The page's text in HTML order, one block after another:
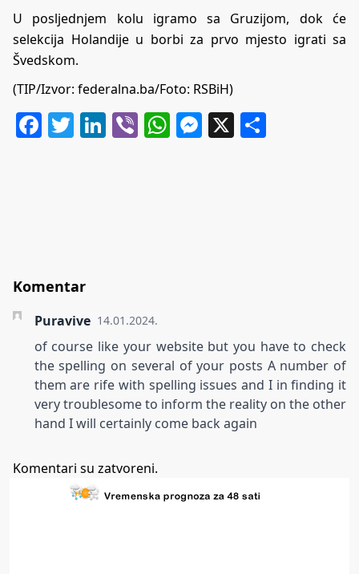
U posljednjem kolu igramo sa Gruzijom, dok će
selekcija Holandije u borbi za prvo mjesto igrati sa
Švedskom.
(TIP/Izvor: federalna.ba/Foto: RSBiH)
Facebook
Twitter
LinkedIn
ViberWhatsApp
Messenger
X
Komentar
Puravive 14.01.2024.
of course like your website but you have to check
the spelling on several of your posts A number of
them are rife with spelling issues and I in finding it
very troublesome to inform the reality on the other
hand I will certainly come back again
Komentari su zatvoreni.